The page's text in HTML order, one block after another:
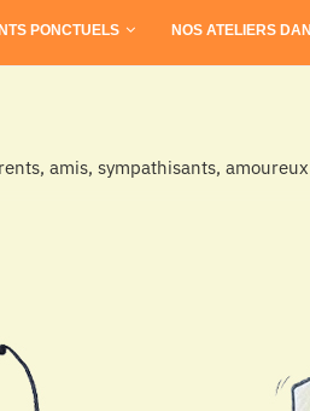
PONCTUELS NOS ATELIERS
amis, sympathisants,